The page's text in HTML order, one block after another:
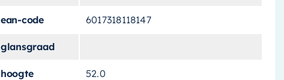
ean-code 6017318118147
glansgraad
hoogte 52.0